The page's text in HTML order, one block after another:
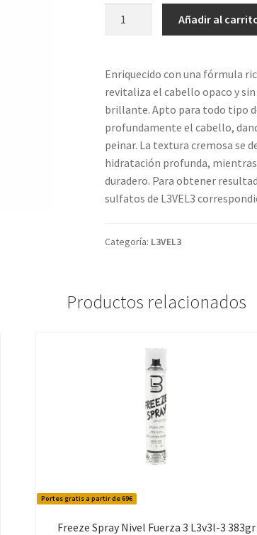
Pelo
L3v3l
3
500ml
cantidad
Añadir al
Enriquecido con una fórmula
revitaliza el cabello opaco y
brillante. Apto para todo tipo
profundamente el cabello,
peinar. La textura cremosa se
hidratación profunda,
duradero. Para obtener
sulfatos de L3VEL3
Categoría: L3VEL3
Productos relacionados
Portes gratis a partir de 69€
Freeze Spray Nivel Fuerza 3 L3v3l-3 383gr